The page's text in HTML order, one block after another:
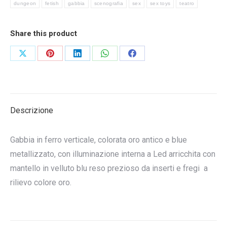
dungeon fetish gabbia scenografia sex sex toys teatro
Share this product
CondividiCondividiCondividiCondividiCondividi
Descrizione
Gabbia in ferro verticale, colorata oro antico e blue
metallizzato, con illuminazione interna a Led arricchita con
mantello in velluto blu reso prezioso da inserti e fregi a
rilievo colore oro.